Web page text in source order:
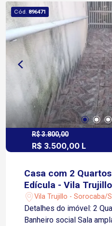
acesso rápido às
Padre Joaquim
Rodovia Raposo Tavares (SP-
Iguatemi Esplanada fica
Condição de valor
residencial
Cód. 896471
R$ 3.800,00
R$ 3.500,00 L
Casa com 2
Edícula - Vila Trujillo
Vila Trujillo - Sorocaba/
Detalhes do imóvel: 2
Banheiro social Sala